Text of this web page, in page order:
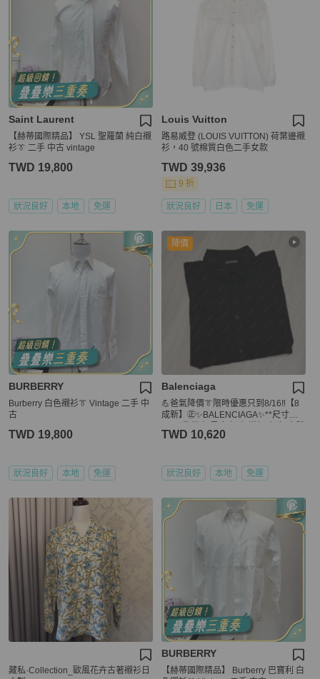
Saint Laurent
【赫蒂國際精品】 YSL 聖羅蘭 純白襯
衫👔 二手 中古 vintage
TWD 19,800
狀況良好 本地 免運
Louis Vuitton
路易威登 (LOUIS VUITTON) 荷葉邊襯
衫，40 號棉質白色二手女款
TWD 39,936
9 折
狀況良好 日本 免運
BURBERRY
Burberry 白色襯衫👔 Vintage 二手 中
古
TWD 19,800
狀況良好 本地 免運
降價
Balenciaga
💪爸氣降價👔限時優惠只到8/16‼️【8
成新】㊣✨BALENCIAGA✨**尺寸：4
型 長袖襯衫/二手衣/二手精品/保證正
TWD 10,620
狀況良好 本地 免運
藏私·Collection_歐風花卉古著襯衫日
BURBERRY
【赫蒂國際精品】 Burberry 巴寶利 白